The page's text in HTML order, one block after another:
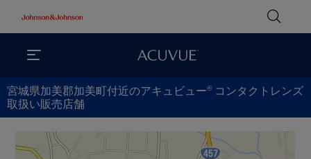
宮城県加美郡加美町付近のアキュビュー® コンタクトレンズ
取扱い販売店舗